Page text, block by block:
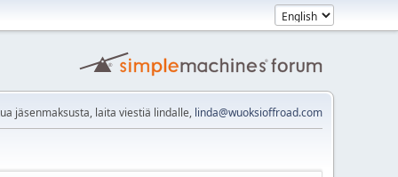
jäsenmaksusta, laita viestiä lindalle, linda@wuoksioffroad.com